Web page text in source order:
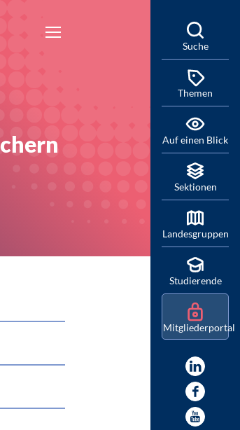
Suche
Themen
Auf einen Blick
Sektionen
Landesgruppen
Studierende
Mitgliederportal